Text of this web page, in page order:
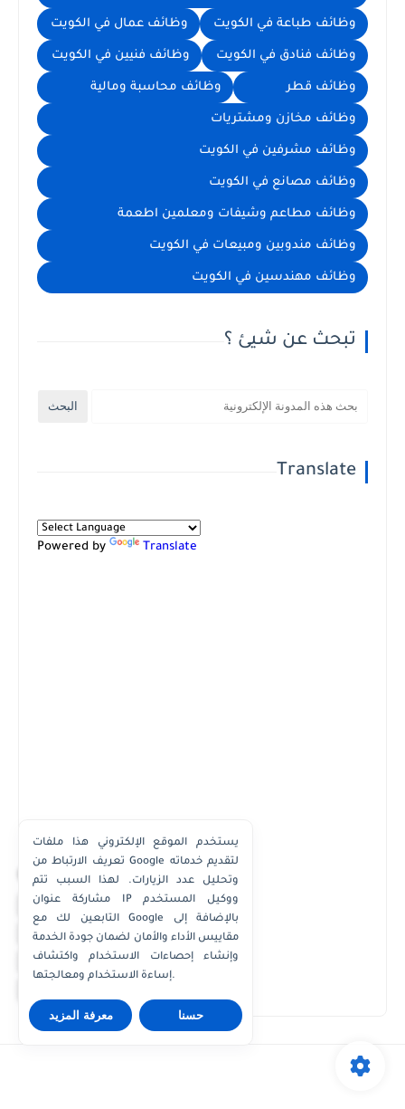
واتساب الكويت
واتساب قطر
واتساب عُمان
وظائف طباعة في الكويت وظائف عمال في الكويت
وظائف فنادق في الكويت وظائف فنيين في الكويت
وظائف قطر وظائف محاسبة ومالية
وظائف مخازن ومشتريات
وظائف مشرفين في الكويت
وظائف مصانع في الكويت
وظائف مطاعم وشيفات ومعلمين اطعمة
وظائف مندوبين ومبيعات في الكويت
وظائف مهندسين في الكويت
تبحث عن شيئ ؟
Translate
Powered by Translate
يستخدم الموقع الإلكتروني هذا ملفات
تعريف الارتباط من Google لتقديم خدماته
وتحليل عدد الزيارات. لهذا السبب تتم
مشاركة عنوان IP ووكيل المستخدم
التابعين لك مع Google بالإضافة إلى
مقاييس الأداء والأمان لضمان جودة الخدمة
وإنشاء إحصاءات الاستخدام واكتشاف
إساءة الاستخدام ومعالجتها.
معرفة المزيد حسنا